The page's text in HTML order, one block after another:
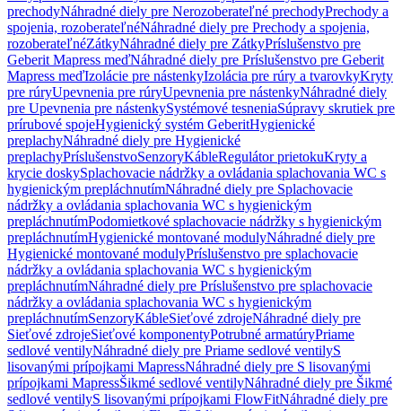
prechodyNáhradné diely pre Nerozoberateľné prechodyPrechody a
spojenia, rozoberateľnéNáhradné diely pre Prechody a spojenia,
rozoberateľnéZátkyNáhradné diely pre ZátkyPríslušenstvo pre
Geberit Mapress meďNáhradné diely pre Príslušenstvo pre Geberit
Mapress meďIzolácie pre nástenkyIzolácia pre rúry a tvarovkyKryty
pre rúryUpevnenia pre rúryUpevnenia pre nástenkyNáhradné diely
pre Upevnenia pre nástenkySystémové tesneniaSúpravy skrutiek pre
prírubové spojeHygienický systém GeberitHygienické
preplachyNáhradné diely pre Hygienické
preplachyPríslušenstvoSenzoryKábleRegulátor prietokuKryty a
krycie doskySplachovacie nádržky a ovládania splachovania WC s
hygienickým prepláchnutímNáhradné diely pre Splachovacie
nádržky a ovládania splachovania WC s hygienickým
prepláchnutímPodomietkové splachovacie nádržky s hygienickým
prepláchnutímHygienické montované modulyNáhradné diely pre
Hygienické montované modulyPríslušenstvo pre splachovacie
nádržky a ovládania splachovania WC s hygienickým
prepláchnutímNáhradné diely pre Príslušenstvo pre splachovacie
nádržky a ovládania splachovania WC s hygienickým
prepláchnutímSenzoryKábleSieťové zdrojeNáhradné diely pre
Sieťové zdrojeSieťové komponentyPotrubné armatúryPriame
sedlové ventilyNáhradné diely pre Priame sedlové ventilyS
lisovanými prípojkami MapressNáhradné diely pre S lisovanými
prípojkami MapressŠikmé sedlové ventilyNáhradné diely pre Šikmé
sedlové ventilyS lisovanými prípojkami FlowFitNáhradné diely pre